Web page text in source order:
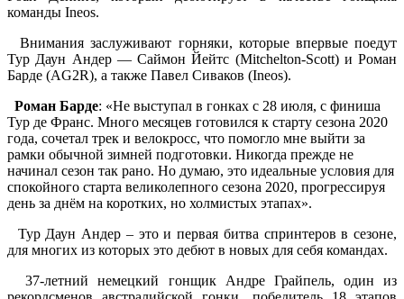
команды Ineos.
Внимания заслуживают горняки, которые впервые поедут
Тур Даун Андер — Саймон Йейтс (Mitchelton-Scott) и Роман
Барде (AG2R), а также Павел Сиваков (Ineos).
Роман Барде: «Не выступал в гонках с 28 июля, с финиша
Тур де Франс. Много месяцев готовился к старту сезона 2020
года, сочетал трек и велокросс, что помогло мне выйти за
рамки обычной зимней подготовки. Никогда прежде не
начинал сезон так рано. Но думаю, это идеальные условия для
спокойного старта великолепного сезона 2020, прогрессируя
день за днём на коротких, но холмистых этапах».
Тур Даун Андер – это и первая битва спринтеров в сезоне,
для многих из которых это дебют в новых для себя командах.
37-летний немецкий гонщик Андре Грайпель, один из